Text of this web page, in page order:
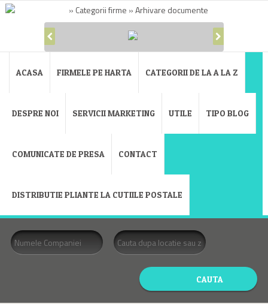
ACASA FIRMELE PE HARTA CATEGORII DE LA A LA Z
DESPRE NOI SERVICII MARKETING UTILE TIPO BLOG
COMUNICATE DE PRESA CONTACT
DISTRIBUTIE PLIANTE LA CUTIILE POSTALE